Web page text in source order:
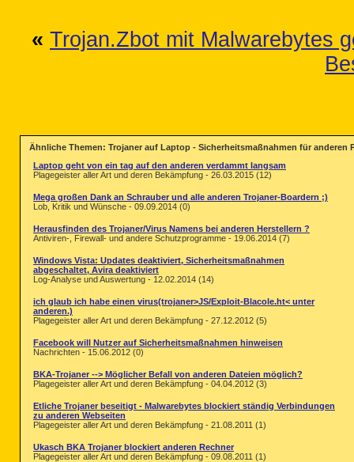
« Trojan.Zbot mit Malwarebytes
Ähnliche Themen: Trojaner auf Laptop - Sicherheitsmaßnahmen für anderen
Laptop geht von ein tag auf den anderen verdammt langsam
Plagegeister aller Art und deren Bekämpfung - 26.03.2015 (12)
Mega großen Dank an Schrauber und alle anderen Trojaner-Boardern ;)
Lob, Kritik und Wünsche - 09.09.2014 (0)
Herausfinden des Trojaner/Virus Namens bei anderen Herstellern ?
Antiviren-, Firewall- und andere Schutzprogramme - 19.06.2014 (7)
Windows Vista: Updates deaktiviert, Sicherheitsmaßnahmen
abgeschaltet, Avira deaktiviert
Log-Analyse und Auswertung - 12.02.2014 (14)
ich glaub ich habe einen virus(trojaner>JS/Exploit-Blacole.ht< unter
anderen.)
Plagegeister aller Art und deren Bekämpfung - 27.12.2012 (5)
Facebook will Nutzer auf Sicherheitsmaßnahmen hinweisen
Nachrichten - 15.06.2012 (0)
BKA-Trojaner --> Möglicher Befall von anderen Dateien möglich?
Plagegeister aller Art und deren Bekämpfung - 04.04.2012 (3)
Etliche Trojaner beseitigt - Malwarebytes blockiert ständig Verbindungen
zu anderen Webseiten
Plagegeister aller Art und deren Bekämpfung - 21.08.2011 (1)
Ukasch BKA Trojaner blockiert anderen Rechner
Plagegeister aller Art und deren Bekämpfung - 09.08.2011 (1)